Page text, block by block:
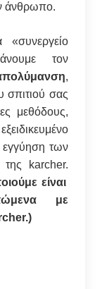
άνθρωπο.
τον
,
σας
μεθόδους,
των
karcher.
είναι
με